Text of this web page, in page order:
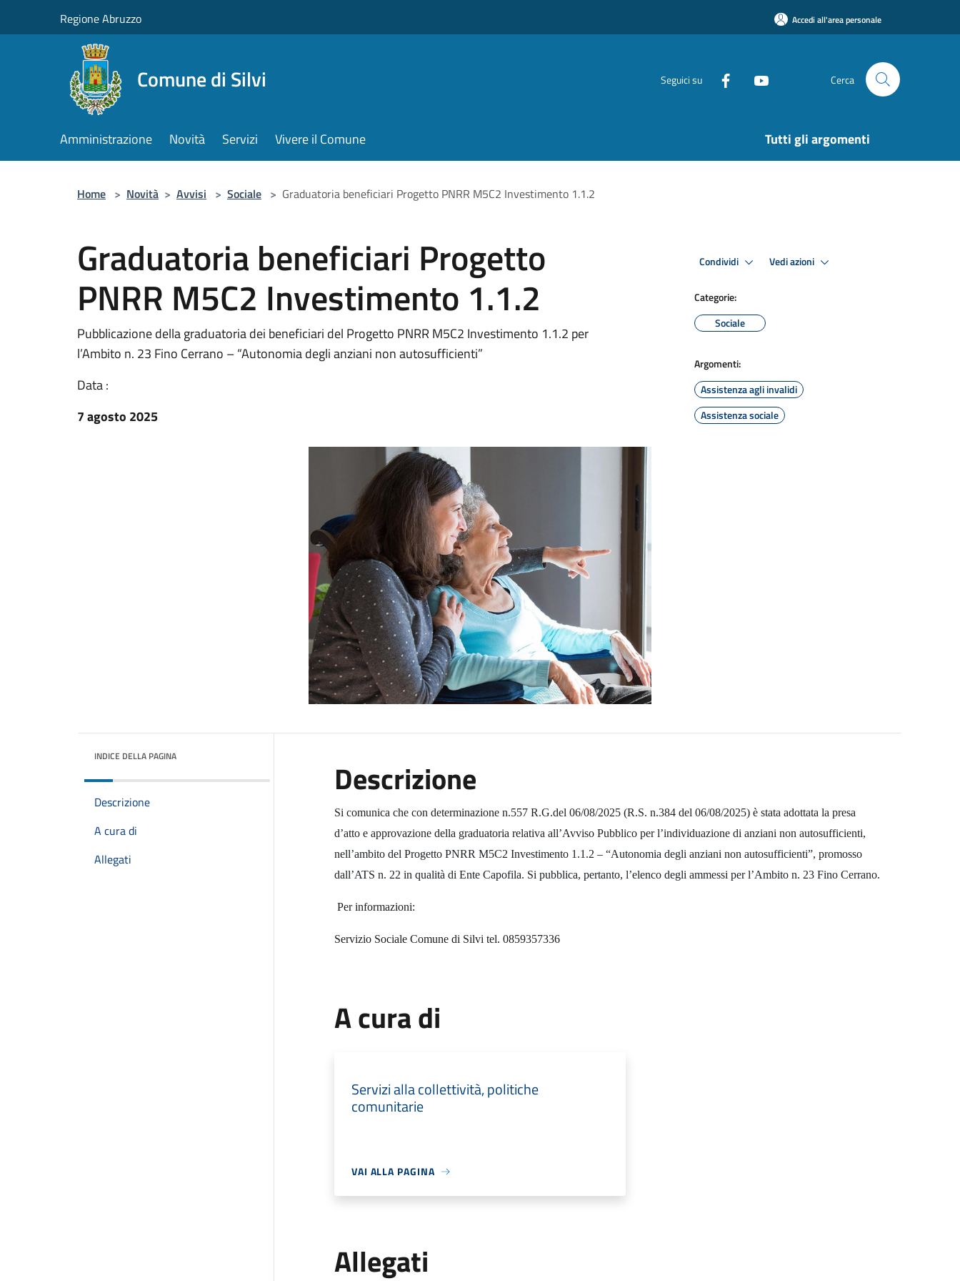
Regione Abruzzo Accedi all'area personale
Comune di Silvi Seguici su Cerca
Amministrazione Novità Servizi Vivere il Comune Tutti gli argomenti
Home > Novità > Avvisi > Sociale > Graduatoria beneficiari Progetto PNRR M5C2 Investimento 1.1.2
Graduatoria beneficiari Progetto
PNRR M5C2 Investimento 1.1.2
Pubblicazione della graduatoria dei beneficiari del Progetto PNRR M5C2 Investimento 1.1.2 per
l’Ambito n. 23 Fino Cerrano – “Autonomia degli anziani non autosufficienti”
Data :
7 agosto 2025
Condividi Vedi azioni
Categorie:
Sociale
Argomenti:
Assistenza agli invalidi
Assistenza sociale
INDICE DELLA PAGINA
Descrizione
A cura di
Allegati
Descrizione
Si comunica che con determinazione n.557 R.G.del 06/08/2025 (R.S. n.384 del 06/08/2025) è stata adottata la presa
d’atto e approvazione della graduatoria relativa all’Avviso Pubblico per l’individuazione di anziani non autosufficienti,
nell’ambito del Progetto PNRR M5C2 Investimento 1.1.2 – “Autonomia degli anziani non autosufficienti”, promosso
dall’ATS n. 22 in qualità di Ente Capofila. Si pubblica, pertanto, l’elenco degli ammessi per l’Ambito n. 23 Fino Cerrano.
Per informazioni:
Servizio Sociale Comune di Silvi tel. 0859357336
A cura di
Servizi alla collettività, politiche
comunitarie
VAI ALLA PAGINA
Allegati